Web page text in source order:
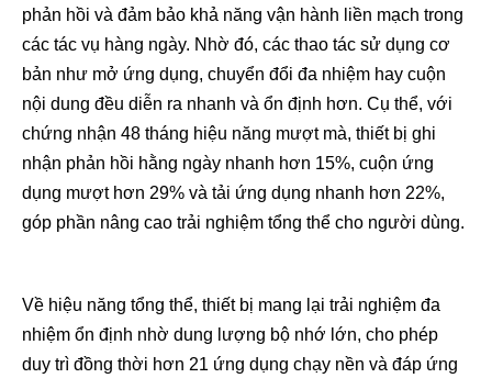
phản hồi và đảm bảo khả năng vận hành liền mạch trong
các tác vụ hàng ngày. Nhờ đó, các thao tác sử dụng cơ
bản như mở ứng dụng, chuyển đổi đa nhiệm hay cuộn
nội dung đều diễn ra nhanh và ổn định hơn. Cụ thể, với
chứng nhận 48 tháng hiệu năng mượt mà, thiết bị ghi
nhận phản hồi hằng ngày nhanh hơn 15%, cuộn ứng
dụng mượt hơn 29% và tải ứng dụng nhanh hơn 22%,
góp phần nâng cao trải nghiệm tổng thể cho người dùng.
Về hiệu năng tổng thể, thiết bị mang lại trải nghiệm đa
nhiệm ổn định nhờ dung lượng bộ nhớ lớn, cho phép
duy trì đồng thời hơn 21 ứng dụng chạy nền và đáp ứng